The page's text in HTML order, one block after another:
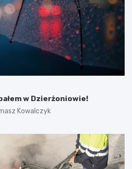
w Dzierżoniowie!
Kowalczyk